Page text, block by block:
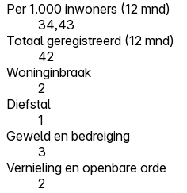
Per 1.000 inwoners (12 mnd)
34,43
Totaal geregistreerd (12 mnd)
42
Woninginbraak
2
Diefstal
1
Geweld en bedreiging
3
Vernieling en openbare orde
2